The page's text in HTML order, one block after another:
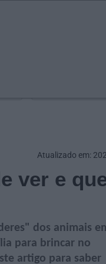
ver e
dos animais
para brincar no
artigo para saber
Atualizado em: